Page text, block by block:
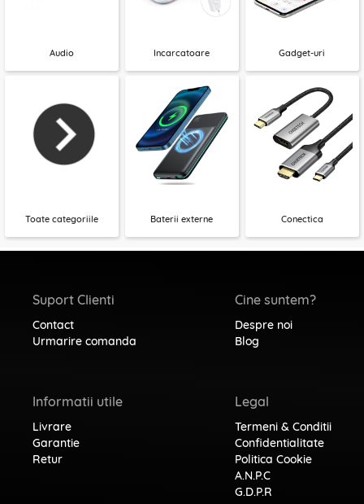
Audio Incarcatoare Gadget-uri
Toate categoriile Baterii externe Conectica
Suport Clienti
Contact
Urmarire comanda
Informatii utile
Livrare
Garantie
Retur
Cine suntem?
Despre noi
Blog
Legal
Termeni & Conditii
Confidentialitate
Politica Cookie
A.N.P.C
G.D.P.R